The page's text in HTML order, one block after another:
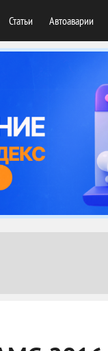
Статьи Автоаварии